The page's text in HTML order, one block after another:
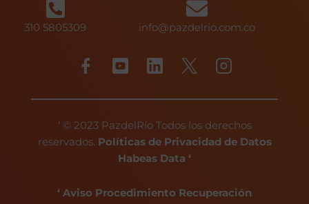
310 5805309 info@pazdelrio.com.co
F
a
e
b
o
o
Y
o
t
u
b
e
L
i
k
e
d
i
n
T
w
t
t
e
r
I
n
t
a
g
r
m
‘ © 2023 PazdelRío Todos los derechos
reservados. Políticas de Privacidad de Datos
Habeas Data ‘
‘ Aviso Procedimiento Recuperación